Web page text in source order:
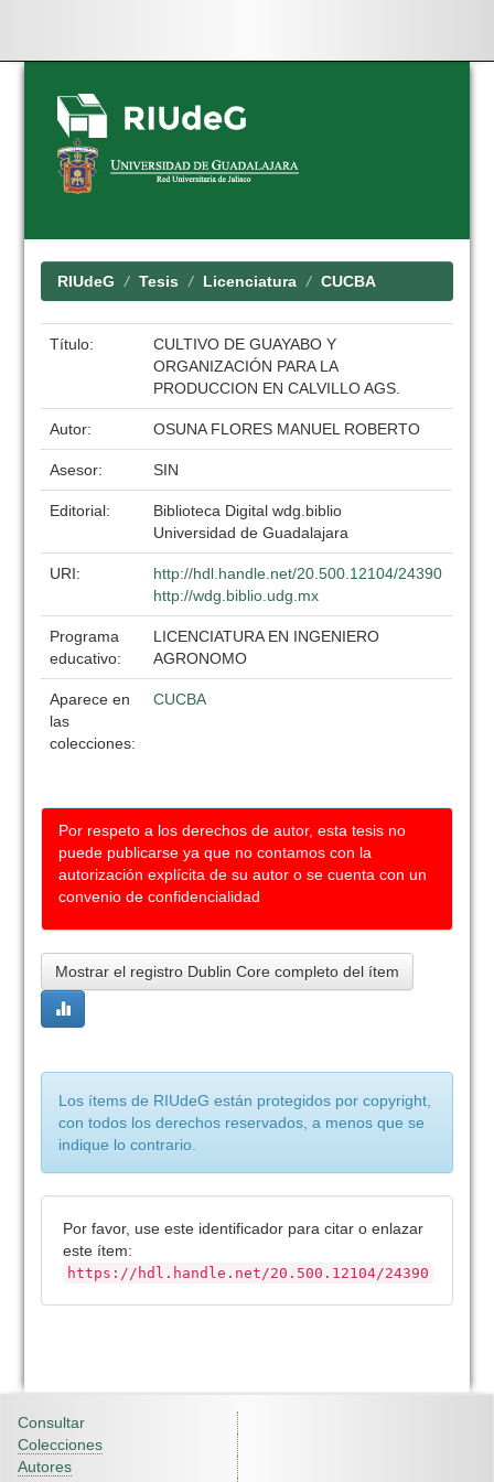
Skip
navigation
RIUdeG Tesis Licenciatura CUCBA
Título:
CULTIVO DE GUAYABO Y
ORGANIZACIÓN PARA LA
PRODUCCION EN CALVILLO AGS.
Autor: OSUNA FLORES MANUEL ROBERTO
Asesor: SIN
Editorial:
Biblioteca Digital wdg.biblio
Universidad de Guadalajara
URI:
http://hdl.handle.net/20.500.12104/24390
http://wdg.biblio.udg.mx
Programa
educativo:
LICENCIATURA EN INGENIERO
AGRONOMO
Aparece en
las
colecciones:
CUCBA
Por respeto a los derechos de autor, esta tesis no
puede publicarse ya que no contamos con la
autorización explícita de su autor o se cuenta con un
convenio de confidencialidad
Mostrar el registro Dublin Core completo del ítem
Los ítems de RIUdeG están protegidos por copyright,
con todos los derechos reservados, a menos que se
indique lo contrario.
Por favor, use este identificador para citar o enlazar
este ítem:
https://hdl.handle.net/20.500.12104/24390
Consultar
Colecciones
Autores